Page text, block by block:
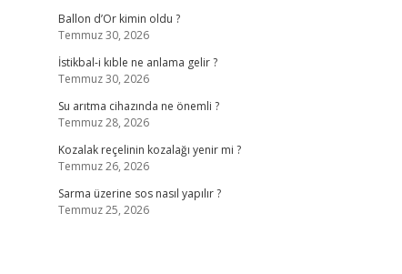
Ballon d’Or kimin oldu ?
Temmuz 30, 2026
İstikbal-i kıble ne anlama gelir ?
Temmuz 30, 2026
Su arıtma cihazında ne önemli ?
Temmuz 28, 2026
Kozalak reçelinin kozalağı yenir mi ?
Temmuz 26, 2026
Sarma üzerine sos nasıl yapılır ?
Temmuz 25, 2026